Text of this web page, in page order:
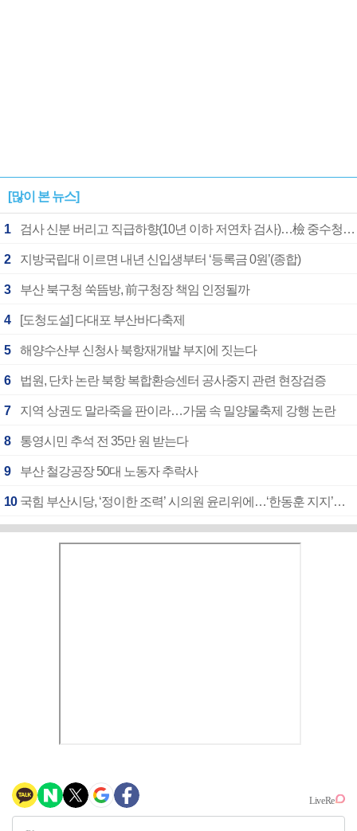
[많이 본 뉴스]
1 검사 신분 버리고 직급하향(10년 이하 저연차 검사)…檢 중수청행 기피
2 지방국립대 이르면 내년 신입생부터 ‘등록금 0원’(종합)
3 부산 북구청 쑥뜸방, 前구청장 책임 인정될까
4 [도청도설] 다대포 부산바다축제
5 해양수산부 신청사 북항재개발 부지에 짓는다
6 법원, 단차 논란 북항 복합환승센터 공사중지 관련 현장검증
7 지역 상권도 말라죽을 판이라…가뭄 속 밀양물축제 강행 논란
8 통영시민 추석 전 35만 원 받는다
9 부산 철강공장 50대 노동자 추락사
10 국힘 부산시당, ‘정이한 조력’ 시의원 윤리위에…‘한동훈 지지’도 신고접수